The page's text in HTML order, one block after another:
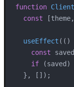
function
const
useEffect ( ()
const
if (saved)
  }, []);